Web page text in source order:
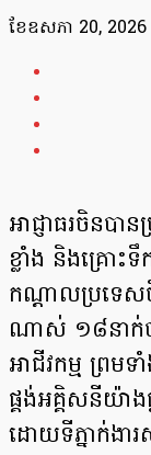
ខែ​ឧសភា 20, 2026
អាជ្ញាធរចិនបាន
ខ្លាំង និងគ្រោះ
កណ្តាលប្រទេ
ណាស់ ១៨នាក់ប
អាជីវកម្ម ព្រម
ផ្គង់អគ្គិសនីយ៉ាង
ដោយទីភ្នាក់ងា